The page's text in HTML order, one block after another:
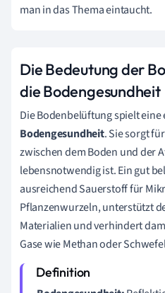
man in das Thema eintaucht.
Die Bedeutung der
die Bodengesundheit
Die Bodenbelüftung spielt
Bodengesundheit. Sie sorgt
zwischen dem Boden und der
lebensnotwendig ist. Ein gut
ausreichend Sauerstoff für
Pflanzenwurzeln, unterstützt
Materialien und verhindert
Gase wie Methan oder